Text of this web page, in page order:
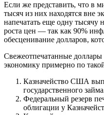
Если же представить, что в
тысяч из них находятся
напечатать еще одну
роста цен — так как 90%
обесценивание долларов,
Свежеотпечатанные
экономику примерно по
Казначейство США
государственного
Федеральный резерв
облигации у